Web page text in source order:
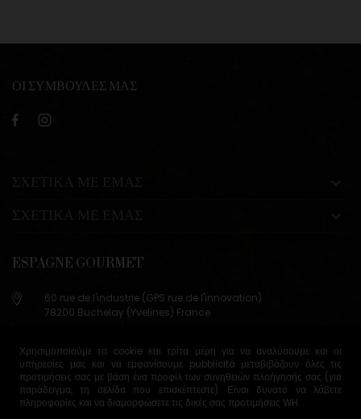
Χρησιμοποιούμε τα cookie και τρίτα μέρη για να αναλύσουμε και οι
υπηρεσίες μας και να εμφανίσουμε pubblicità μεταβιβάζουν όλες τις
προτιμήσεις σας με βάση ένα προφίλ των συνηθειών πλοήγησής σας (για
παράδειγμα, τη σελίδα που επισκέπτεστε). Είναι δυνατό να λάβετε
πληροφορίες και να διαμορφώσετε τις δικές σας προτιμήσεις WH.
ΟΙ ΣΥΜΒΟΥΛΕΣ ΜΑΣ
ESPAGNE GOURMET
60 rue de l'industrie (GPS rue de l'innovation)
78200 Buchelay (Yvelines) France
info@espagne-gourmet.com
78200 Buchelay (Yvelines) France